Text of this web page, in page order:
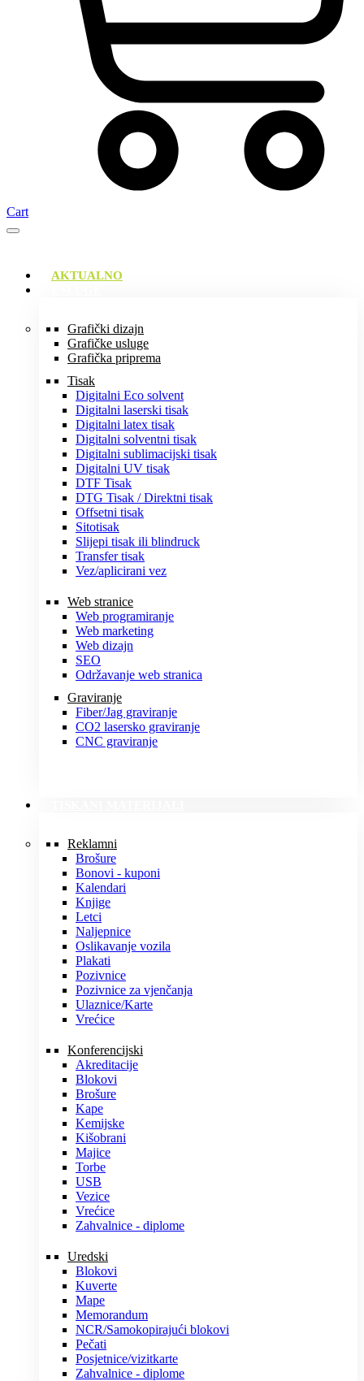
Cart
AKTUALNO
Grafički dizajn
Grafičke usluge
Grafička priprema
Tisak
Digitalni Eco solvent
Digitalni laserski tisak
Digitalni latex tisak
Digitalni solventni tisak
Digitalni sublimacijski tisak
Digitalni UV tisak
DTF Tisak
DTG Tisak / Direktni tisak
Offsetni tisak
Sitotisak
Slijepi tisak ili blindruck
Transfer tisak
Vez/aplicirani vez
Web stranice
Web programiranje
Web marketing
Web dizajn
SEO
Održavanje web stranica
Graviranje
Fiber/Jag graviranje
CO2 lasersko graviranje
CNC graviranje
Reklamni
Brošure
Bonovi - kuponi
Kalendari
Knjige
Letci
Naljepnice
Oslikavanje vozila
Plakati
Pozivnice
Pozivnice za vjenčanja
Ulaznice/Karte
Vrećice
Konferencijski
Akreditacije
Blokovi
Brošure
Kape
Kemijske
Kišobrani
Majice
Torbe
USB
Vezice
Vrećice
Zahvalnice - diplome
Uredski
Blokovi
Kuverte
Mape
Memorandum
NCR/Samokopirajući blokovi
Pečati
Posjetnice/vizitkarte
Zahvalnice - diplome